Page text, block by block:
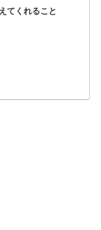
てくれること